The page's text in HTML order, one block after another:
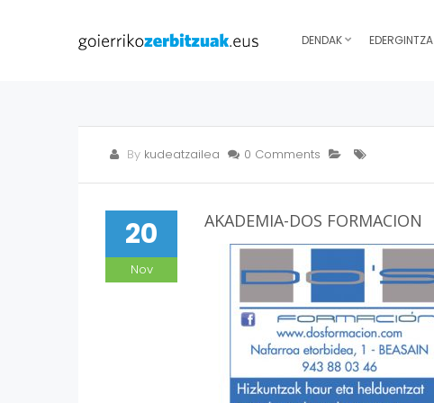
DENDAK EDERGINTZA
By kudeatzailea 0 Comments
20
Nov
AKADEMIA-DOS FORMACION